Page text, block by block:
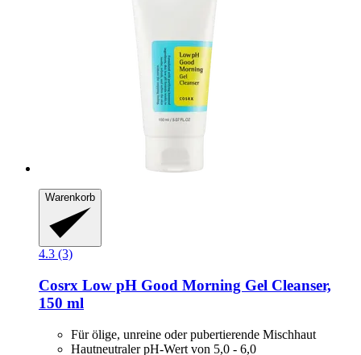
Warenkorb
4.3 (3)
Cosrx Low pH Good Morning Gel Cleanser,
150 ml
Für ölige, unreine oder pubertierende Mischhaut
Hautneutraler pH-Wert von 5,0 - 6,0